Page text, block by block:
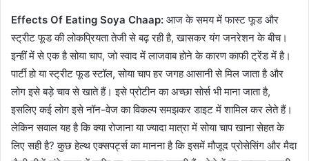
Effects Of Eating Soya Chaap: आज के समय में फास्ट फूड और
स्ट्रीट फूड की लोकप्रियता तेजी से बढ़ रही है, खासकर यंग जनरेशन के बीच।
इन्हीं में से एक है सोया चाप, जो स्वाद में लाजवाब होने के कारण काफी ट्रेंड में है।
पार्टी हो या स्ट्रीट फूड स्टॉल, सोया चाप हर जगह आसानी से मिल जाता है और
लोग इसे बड़े चाव से खाते हैं। इसे प्रोटीन का अच्छा सोर्स भी माना जाता है,
इसलिए कई लोग इसे नॉन-वेज का विकल्प समझकर डाइट में शामिल कर लेते हैं।
लेकिन सवाल यह है कि क्या रोजाना या ज्यादा मात्रा में सोया चाप खाना सेहत के
लिए सही है? कुछ हेल्थ एक्सपर्ट्स का मानना है कि इसमें मौजूद प्रोसेसिंग और मैदा